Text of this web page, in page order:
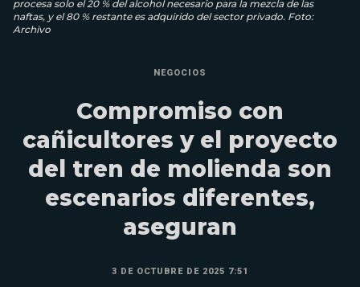
procesa solo el 20 % del alcohol necesario para la mezcla de las
naftas, y el 80 % restante es adquirido del sector privado. Foto:
Archivo
NEGOCIOS
Compromiso con
cañicultores y el proyecto
del tren de molienda son
escenarios diferentes,
aseguran
3 DE OCTUBRE DE 2025 7:51